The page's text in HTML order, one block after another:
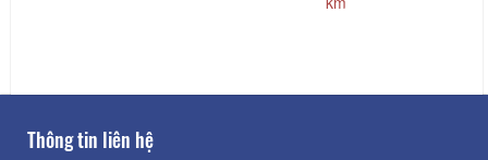
Thông tin liên hệ